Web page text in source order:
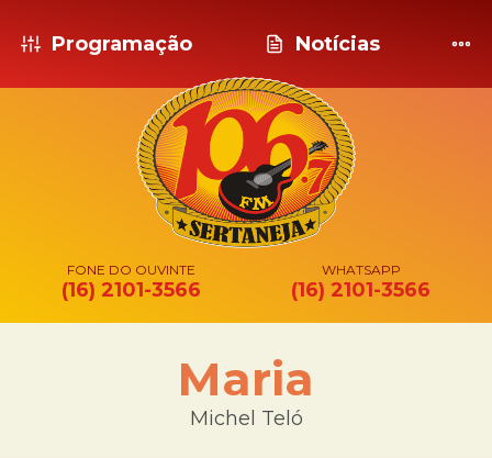
Programação Notícias
FONE DO OUVINTE
(16) 2101-3566
WHATSAPP
(16) 2101-3566
Maria
Michel Teló